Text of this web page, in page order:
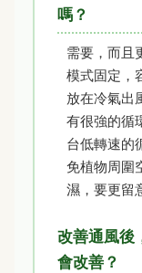
嗎？
需要，而且
模式固定，
放在冷氣出
有很強的循
台低轉速的
免植物周圍
濕，要更留
改善通風後
會改善？